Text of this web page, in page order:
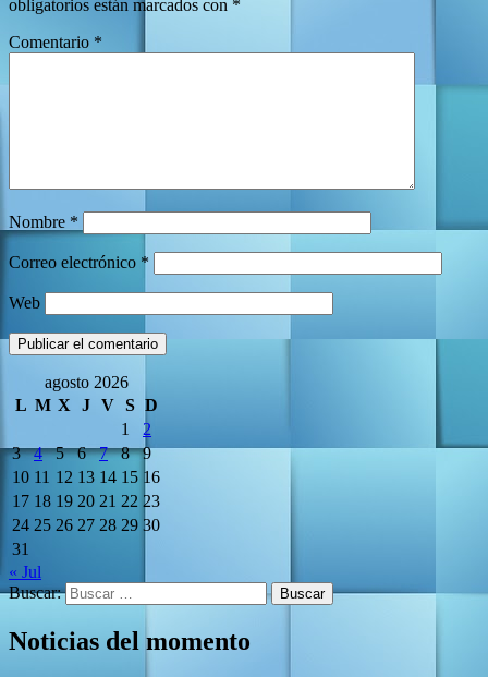
obligatorios están marcados con *
Comentario *
Nombre *
Correo electrónico *
Web
agosto 2026
L M X J V S D
1
2
3
4 5 6 7 8
9
10 11 12 13 14 15 16
17 18 19 20 21 22 23
24 25 26 27 28 29 30
31
« Jul
Buscar:
Noticias del momento